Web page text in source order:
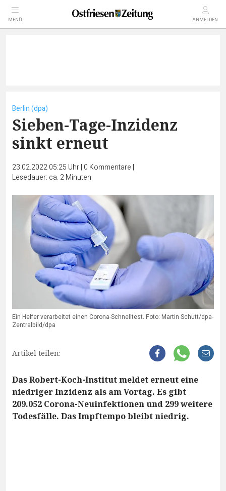
MENÜ ANMELDEN
Berlin (dpa)
Sieben-Tage-Inzidenz
sinkt erneut
23.02.2022 05:25 Uhr| 0 Kommentare |
Lesedauer: ca. 2 Minuten
Ein Helfer verarbeitet einen Corona-Schnelltest. Foto: Martin Schutt/dpa-
Zentralbild/dpa
Artikel teilen:
Das Robert-Koch-Institut meldet erneut eine
niedriger Inzidenz als am Vortag. Es gibt
209.052 Corona-Neuinfektionen und 299 weitere
Todesfälle. Das Impftempo bleibt niedrig.